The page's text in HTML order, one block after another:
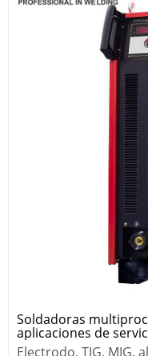
Soldadoras
aplicaciones de
Electrodo, TIG, MIG,